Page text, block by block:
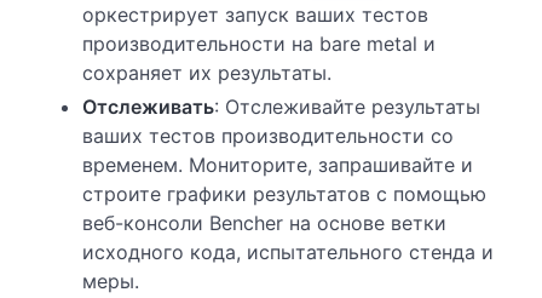
оркестрирует запуск ваших тестов
производительности на bare metal и
сохраняет их результаты.
Отслеживать: Отслеживайте результаты
ваших тестов производительности со
временем. Мониторите, запрашивайте и
строите графики результатов с помощью
веб-консоли Bencher на основе ветки
исходного кода, испытательного стенда и
меры.